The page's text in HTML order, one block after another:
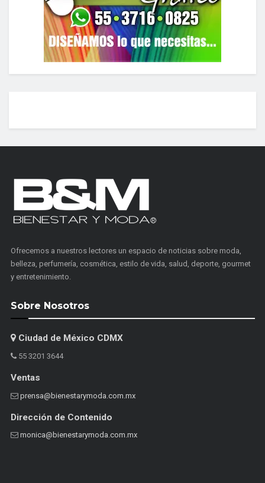
Ofrecemos a nuestros lectores un espacio de noticias sobre moda,
belleza, perfumería, cosmética, estilo de vida, salud, deporte, gourmet
y entretenimiento.
Sobre Nosotros
Ciudad de México CDMX
55 3201 3644
Ventas
prensa@bienestarymoda.com.mx
Dirección de Contenido
monica@bienestarymoda.com.mx